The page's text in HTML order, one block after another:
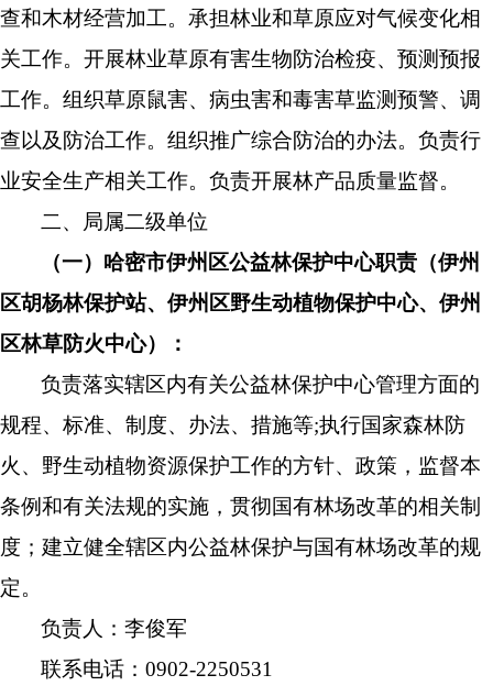
查和木材经营加工。 承担林业和草原应对气候变化相
关工作。开展林业草原有害生物防治检疫、预测预报
工作。组织草原鼠害、病虫害和毒害草监测预警、调
查以及防治工作。组织推广综合防治的办法。 负责行
业安全生产相关工作。负责开展林产品质量监督。
二、
局属二级单位
（一）哈密市伊州区公益林保护中心职责（伊州
区胡杨林保护站、伊州区野生动植物保护中心、伊州
区林草防火中心）：
负责落实辖区内有关公益林保护中心管理方面的
规程、标准、制度、办法、措施等;执行国家森林防
火、野生动植物资源保护工作的方针、政策，监督本
条例和有关法规的实施，贯彻国有林场改革的相关制
度；建立健全辖区内公益林保护与国有林场改革的规
定。
负责人：李俊军
联系电话：0902-2250531